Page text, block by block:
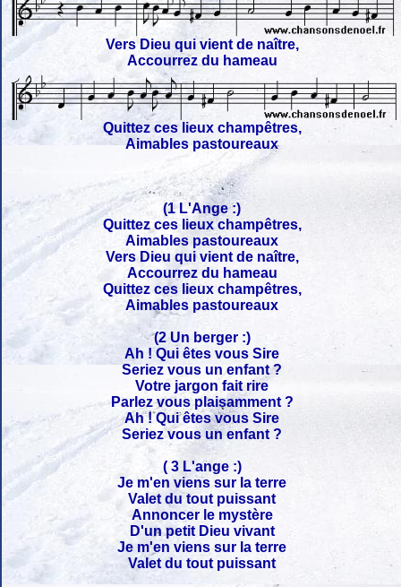
Vers Dieu qui vient de naître,
Accourrez du hameau
Quittez ces lieux champêtres,
Aimables pastoureaux
(1 L'Ange :)
Quittez ces lieux champêtres,
Aimables pastoureaux
Vers Dieu qui vient de naître,
Accourrez du hameau
Quittez ces lieux champêtres,
Aimables pastoureaux
(2 Un berger :)
Ah ! Qui êtes vous Sire
Seriez vous un enfant ?
Votre jargon fait rire
Parlez vous plaisamment ?
Ah ! Qui êtes vous Sire
Seriez vous un enfant ?
( 3 L'ange :)
Je m'en viens sur la terre
Valet du tout puissant
Annoncer le mystère
D'un petit Dieu vivant
Je m'en viens sur la terre
Valet du tout puissant